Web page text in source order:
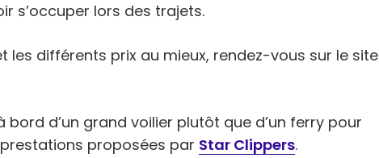
s’occuper lors des trajets.
les différents prix au mieux, rendez-vous sur le site
d’un grand voilier plutôt que d’un ferry pour
proposées par Star Clippers.